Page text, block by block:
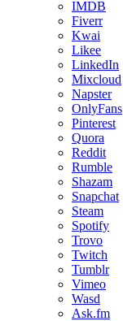
IMDB
Fiverr
Kwai
Likee
LinkedIn
Mixcloud
Napster
OnlyFans
Pinterest
Quora
Reddit
Rumble
Shazam
Snapchat
Steam
Spotify
Trovo
Twitch
Tumblr
Vimeo
Wasd
Ask.fm